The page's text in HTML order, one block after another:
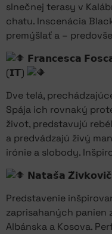
slnečnej terasy v
chatu. Inscenácia
premýšlať a –
𝗙𝗿𝗮𝗻𝗰𝗲𝘀𝗰𝗮
(𝗜𝗧)
Dve telá,
Spája ich rovnaký
život, predstavujú
a predvádzajú živý
irónie a slobody.
𝗡𝗮𝘁𝗮𝘀̌𝗮
Predstavenie
zaprisahaných panien
Albánska a Kosova.